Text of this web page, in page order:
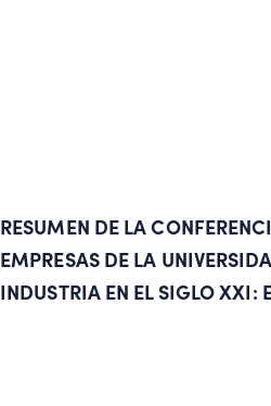
RESUMEN DE LA
EMPRESAS DE LA
INDUSTRIA EN EL SIGLO XXI: